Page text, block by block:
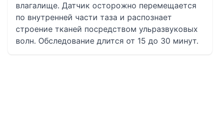
влагалище. Датчик осторожно перемещается
по внутренней части таза и распознает
строение тканей посредством ульразвуковых
волн. Обследование длится от 15 до 30 минут.